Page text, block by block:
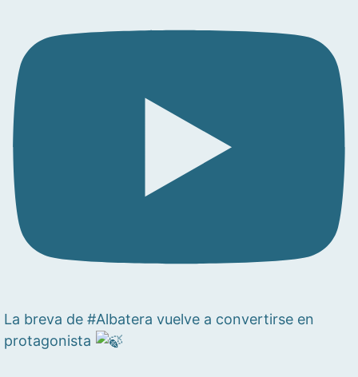
La breva de #Albatera vuelve a convertirse en
protagonista